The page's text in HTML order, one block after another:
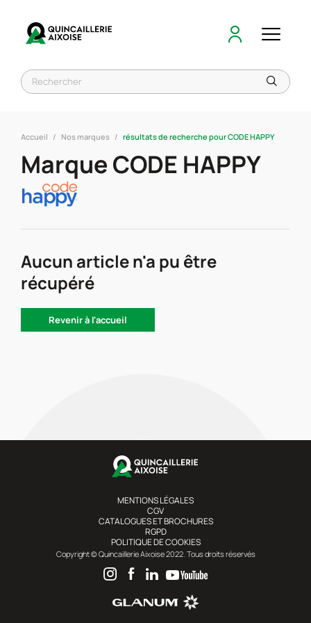
Accueil Nos marques résultats de recherche pour CODE HAPPY
Marque CODE HAPPY
Aucun article n'a pu être
récupéré
Revenir à l'accueil
MENTIONS LÉGALES
CGV
CATALOGUES ET BROCHURES
RGPD
POLITIQUE DE COOKIES
Copyright © Quincaillerie Aixoise 2022. Tous droits réservés